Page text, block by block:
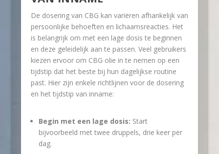
De dosering van CBG kan variëren afhankelijk van
persoonlijke behoeften en lichaamsreacties. Het
is belangrijk om met een lage dosis te beginnen
en deze geleidelijk aan te passen. Veel gebruikers
kiezen ervoor om CBG olie in te nemen op een
tijdstip dat het beste bij hun dagelijkse routine
past. Hier zijn enkele richtlijnen voor de dosering
en het tijdstip van inname:
Begin met een lage dosis: Start
bijvoorbeeld met twee druppels, drie keer per
dag.